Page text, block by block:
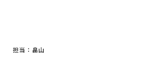
担当：畠山